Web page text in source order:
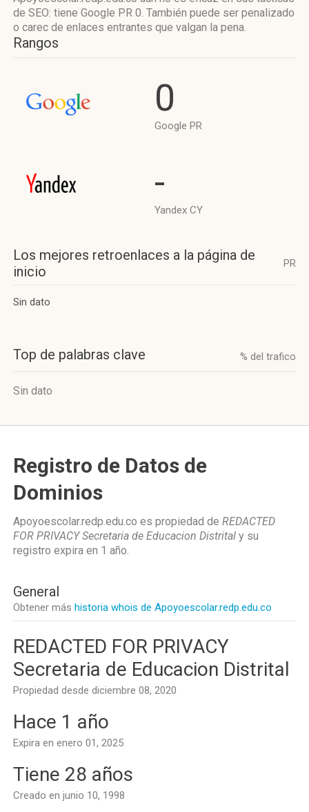
de SEO: tiene Google PR 0. También puede ser penalizado
o carec de enlaces entrantes que valgan la pena.
Rangos
0
Google PR
-
Yandex CY
Los mejores retroenlaces a la página de
inicio
PR
Sin dato
Top de palabras clave % del trafico
Sin dato
Registro de Datos de
Dominios
Apoyoescolar.redp.edu.co es propiedad de REDACTED
FOR PRIVACY Secretaria de Educacion Distrital y su
registro expira en 1 año.
General
Obtener más historia whois de Apoyoescolar.redp.edu.co
REDACTED FOR PRIVACY
Secretaria de Educacion Distrital
Propiedad desde diciembre 08, 2020
Hace 1 año
Expira en enero 01, 2025
Tiene 28 años
Creado en junio 10, 1998